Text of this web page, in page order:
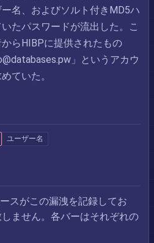
名、およびソルト付きMD5ハ
たパスワードが流出した。こ
らHIBPに提供されたもの
」というアカウ
ていた。
ユーザー名
スがこの漏洩を記録してお
ません。各バーはそれぞれの